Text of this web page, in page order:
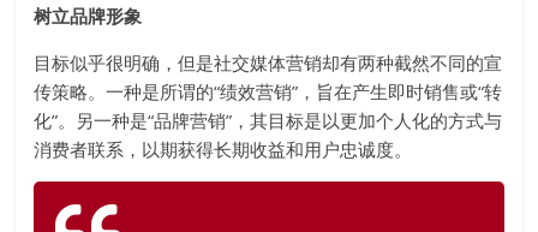
树立品牌形象
目标似乎很明确，但是社交媒体营销却有两种截然不同的宣
传策略。一种是所谓的“绩效营销”，旨在产生即时销售或“转
化”。另一种是“品牌营销”，其目标是以更加个人化的方式与
消费者联系，以期获得长期收益和用户忠诚度。